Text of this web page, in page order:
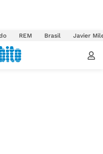
REM Brasil Javier